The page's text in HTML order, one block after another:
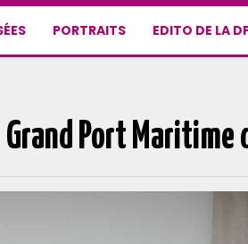
PORTRAITS EDITO DE LA
Port Maritime